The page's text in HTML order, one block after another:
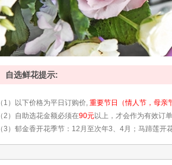
自选鲜花提示:
（1）以下价格为平日订购价, 重要节日（情人节，母亲
（2）自助选花金额必须在90元以上，才会作为有效订
（3）郁金香开花季节：12月至次年3、4月；马蹄莲